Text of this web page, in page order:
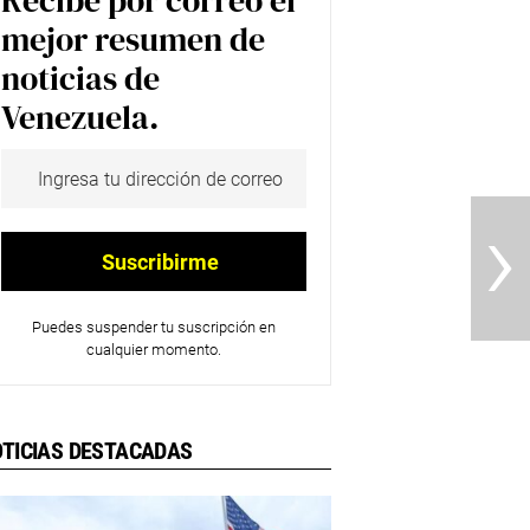
mejor resumen de
noticias de
Venezuela.
Puedes suspender tu suscripción en
cualquier momento.
DESTACADAS
›